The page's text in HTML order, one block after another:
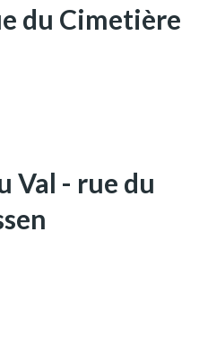
du Cimetière
Val - rue du